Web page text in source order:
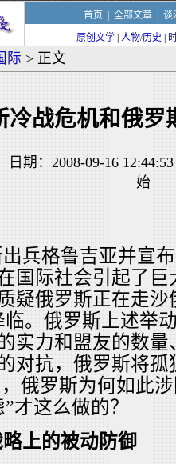
首页 全部文章| 谈
原创文学 人物/历史
际 > 正文
冷战危机和俄罗
期：2008-09-16
始
兵格鲁吉亚并宣
国际社会引起了
疑俄罗斯正在走
临。俄罗斯上述举
实力和盟友的数
对抗，俄罗斯将
俄罗斯为何如此
”才这么做的？
上的被动防御